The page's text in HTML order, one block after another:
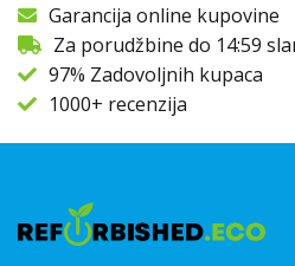
Garancija online kupovine
Za porudžbine do 14:59
97% Zadovoljnih kupaca
1000+ recenzija